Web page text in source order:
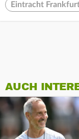
Eintracht
AUCH